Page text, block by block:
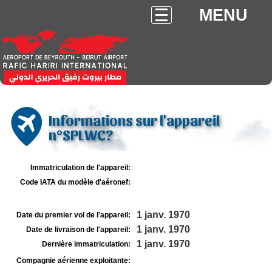
MENU
Informations sur l'appareil
n°SPLWC?
Immatriculation de l'appareil:
Code IATA du modèle d'aéronef:
Date du premier vol de l'appareil: 1 janv. 1970
Date de livraison de l'appareil: 1 janv. 1970
Dernière immatriculation: 1 janv. 1970
Compagnie aérienne exploitante: